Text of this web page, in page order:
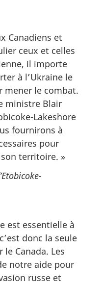
Canadiens et
ceux et celles
il importe
à l’Ukraine le
mener le combat.
ministre Blair
Lakeshore
fournirons à
pour
territoire. »
est essentielle à
donc la seule
Canada. Les
notre aide pour
russe et